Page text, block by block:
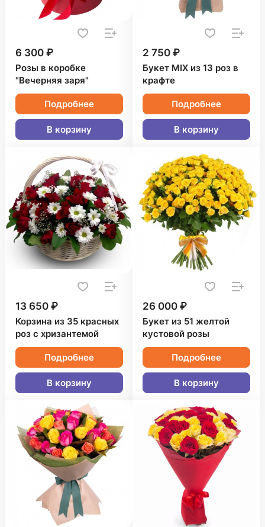
6 300 ₽
Розы в коробке
"Вечерняя заря"
Подробнее
В корзину
2 750 ₽
Букет MIX из 13 роз в
крафте
Подробнее
В корзину
13 650 ₽
Корзина из 35 красных
роз с хризантемой
Подробнее
В корзину
26 000 ₽
Букет из 51 желтой
кустовой розы
Подробнее
В корзину